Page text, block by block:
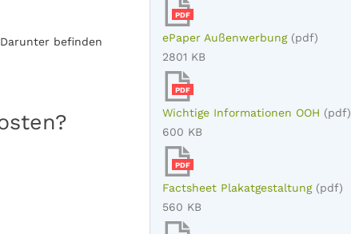
befinden
PDF
ePaper Außenwerbung (pdf)
2801 KB
PDF
Wichtige Informationen OOH (pdf)
600 KB
PDF
Factsheet Plakatgestaltung (pdf)
560 KB